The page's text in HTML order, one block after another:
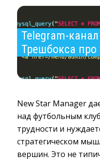
Telegram-канал
Трешбокса про
New Star Manager
над футбольным
трудности и
стратегическом
вершин. Это не